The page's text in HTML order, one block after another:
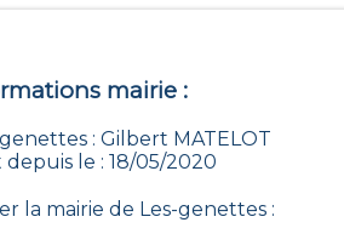
mairie :
: Gilbert MATELOT
depuis le : 18/05/2020
la mairie de Les-genettes: